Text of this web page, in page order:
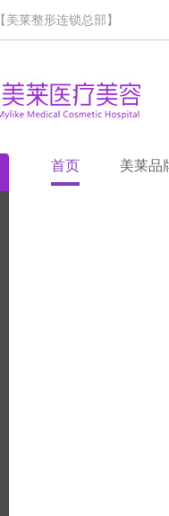
美莱整形连锁总部】
首页 美莱品